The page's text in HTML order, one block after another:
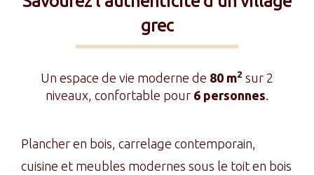
grec
Un espace de vie moderne de 80 m2 sur 2
niveaux, confortable pour 6 personnes.
Plancher en bois, carrelage contemporain,
cuisine et meubles modernes sous le toit en bois